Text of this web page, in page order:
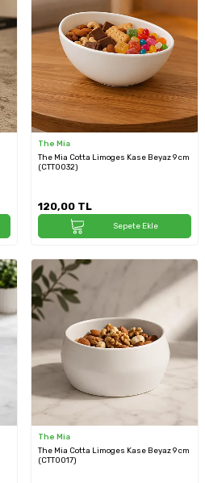
The Mia
The Mia Cotta Limoges Kase Beyaz 9 cm
(CTT0032)
120,00 TL
Sepete Ekle
The Mia
The Mia Cotta Limoges Kase Beyaz 9 cm
(CTT0017)